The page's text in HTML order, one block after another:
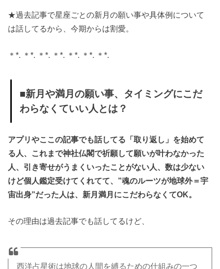
だわら
とは？
» ■2020
期の新
月と満
月
★過去記事で星座ごとの新月の願い事や具体例について
は話してるから、今期からは割愛。
＊*. ＊*. ＊*. ＊*. ＊*. ＊*. ＊*.
■新月や満月の願い事、タイミングにこだ
わらなくていい人とは？
アプリやここの記事でも話してる「取り返し」を始めて
る人、これまで神社仏閣で祈願して願いが叶わなかった
人、引き寄せがうまくいったことがない人、数は少ない
けど個人鑑定受けてくれてて、”魂のルーツが地球外＝宇
宙出身”だった人は、新月満月にこだわらなくてOK。
その理由は過去記事でも話してるけど、
西洋占星術は地球の人間を縛るための仕組みの一つ